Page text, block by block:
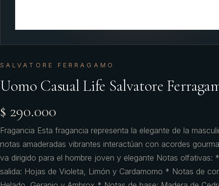
SALVATORE FERRAGAMO
Uomo Casual Life Salvatore
$ 290.000
Fragancia Esta fragancia representa la elegante de la
notas amaderadas vibrantes interactúan con acordes
va dirigido para el hombre joven y elegante Notas olfativas:
salida: Hojas de Violeta, Limón y Cardamomo * Notas de